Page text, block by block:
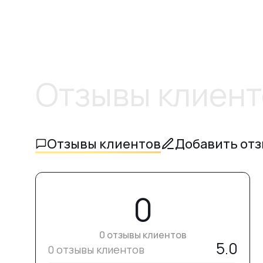
Отзывы клиентов Добавить
0
0 отзывы клиентов
0 отзывы клиентов 5.0